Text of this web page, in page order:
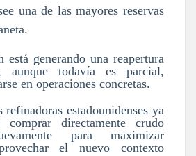
una de las mayores reservas
está generando una reapertura
aunque todavía es parcial,
en operaciones concretas.
refinadoras estadounidenses ya
comprar directamente crudo
para maximizar
el nuevo contexto